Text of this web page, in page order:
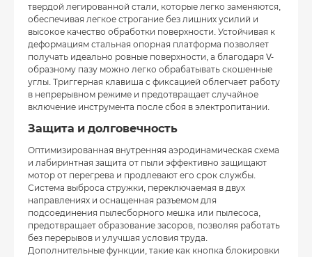
твердой легированной стали, которые легко заменяются,
обеспечивая легкое строгание без лишних усилий и
высокое качество обработки поверхности. Устойчивая к
деформациям стальная опорная платформа позволяет
получать идеально ровные поверхности, а благодаря V-
образному пазу можно легко обрабатывать скошенные
углы. Триггерная клавиша с фиксацией облегчает работу
в непрерывном режиме и предотвращает случайное
включение инструмента после сбоя в электропитании.
Защита и долговечность
Оптимизированная внутренняя аэродинамическая схема
и лабиринтная защита от пыли эффективно защищают
мотор от перегрева и продлевают его срок службы.
Система выброса стружки, переключаемая в двух
направлениях и оснащенная разъемом для
подсоединения пылесборного мешка или пылесоса,
предотвращает образование засоров, позволяя работать
без перерывов и улучшая условия труда.
Дополнительные функции, такие как кнопка блокировки